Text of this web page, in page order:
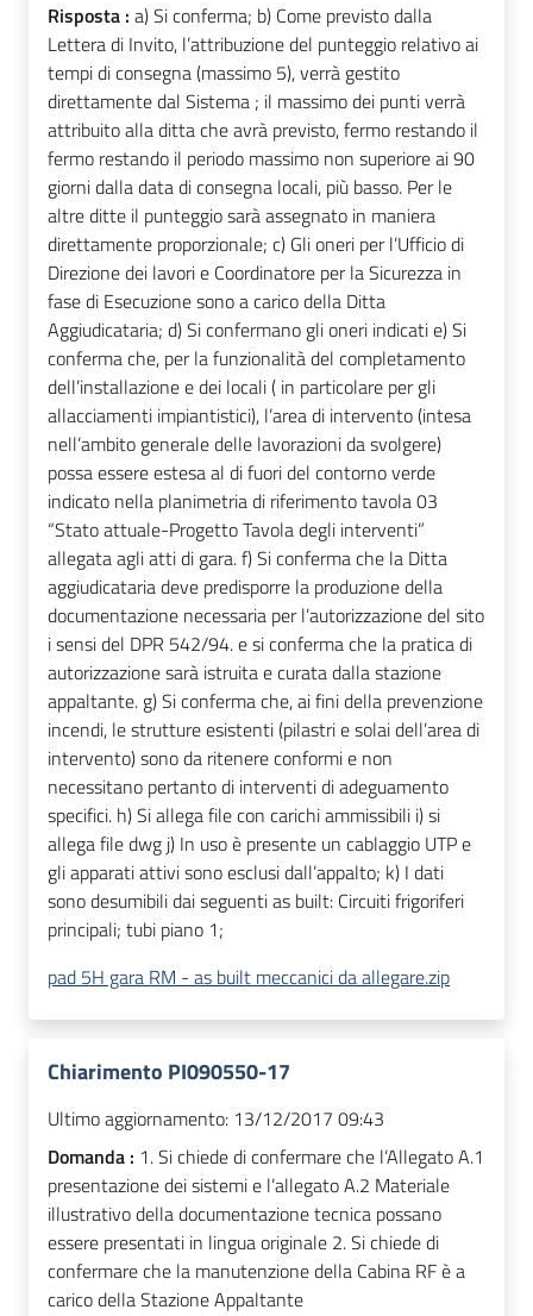
Risposta : a) Si conferma; b) Come previsto dalla
Lettera di Invito, l’attribuzione del punteggio relativo ai
tempi di consegna (massimo 5), verrà gestito
direttamente dal Sistema ; il massimo dei punti verrà
attribuito alla ditta che avrà previsto, fermo restando il
fermo restando il periodo massimo non superiore ai 90
giorni dalla data di consegna locali, più basso. Per le
altre ditte il punteggio sarà assegnato in maniera
direttamente proporzionale; c) Gli oneri per l’Ufficio di
Direzione dei lavori e Coordinatore per la Sicurezza in
fase di Esecuzione sono a carico della Ditta
Aggiudicataria; d) Si confermano gli oneri indicati e) Si
conferma che, per la funzionalità del completamento
dell’installazione e dei locali ( in particolare per gli
allacciamenti impiantistici), l’area di intervento (intesa
nell’ambito generale delle lavorazioni da svolgere)
possa essere estesa al di fuori del contorno verde
indicato nella planimetria di riferimento tavola 03
“Stato attuale-Progetto Tavola degli interventi”
allegata agli atti di gara. f) Si conferma che la Ditta
aggiudicataria deve predisporre la produzione della
documentazione necessaria per l’autorizzazione del sito
i sensi del DPR 542/94. e si conferma che la pratica di
autorizzazione sarà istruita e curata dalla stazione
appaltante. g) Si conferma che, ai fini della prevenzione
incendi, le strutture esistenti (pilastri e solai dell’area di
intervento) sono da ritenere conformi e non
necessitano pertanto di interventi di adeguamento
specifici. h) Si allega file con carichi ammissibili i) si
allega file dwg j) In uso è presente un cablaggio UTP e
gli apparati attivi sono esclusi dall’appalto; k) I dati
sono desumibili dai seguenti as built: Circuiti frigoriferi
principali; tubi piano 1;
pad 5H gara RM - as built meccanici da allegare.zip
Chiarimento PI090550-17
Ultimo aggiornamento: 13/12/2017 09:43
Domanda : 1. Si chiede di confermare che l’Allegato A.1
presentazione dei sistemi e l’allegato A.2 Materiale
illustrativo della documentazione tecnica possano
essere presentati in lingua originale 2. Si chiede di
confermare che la manutenzione della Cabina RF è a
carico della Stazione Appaltante